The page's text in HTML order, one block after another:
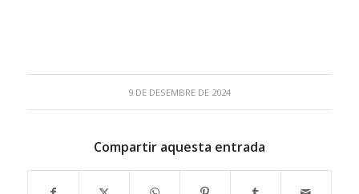
9 DE DESEMBRE DE 2024
Compartir aquesta entrada